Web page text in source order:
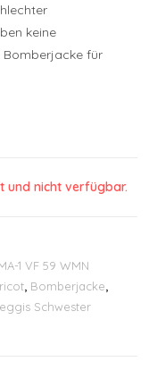
keine
Bomberjacke für
und nicht verfügbar.
1 VF 59 WMN
Bomberjacke
Schwester